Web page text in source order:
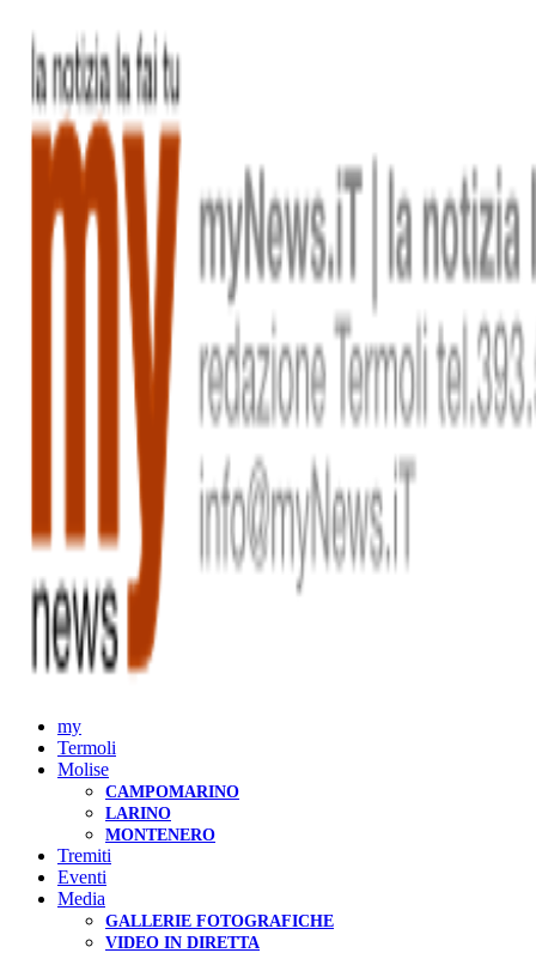
my
Termoli
Molise
CAMPOMARINO
LARINO
MONTENERO
Tremiti
Eventi
Media
GALLERIE FOTOGRAFICHE
VIDEO IN DIRETTA